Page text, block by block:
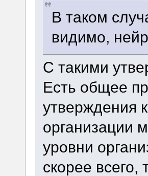
В таком
видимо,
С такими
Есть общее
утверждения
организации
уровни
скорее